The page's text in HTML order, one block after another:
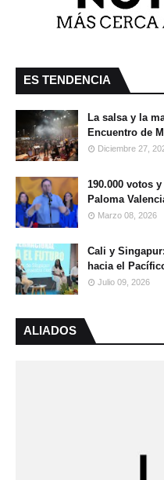
ES TENDENCIA
La salsa y la
Encuentro de
Diciembre 27,
190.000 votos
Paloma
Marzo 08, 2026
Cali y
hacia el
Julio 09, 2026
ALIADOS